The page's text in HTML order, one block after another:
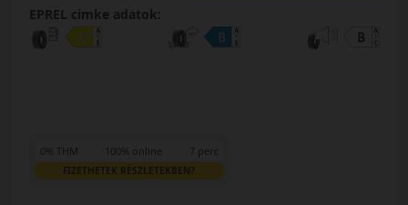
EPREL cimke adatok:
0% THM 100% online 7 perc
FIZETHETEK RÉSZLETEKBEN?